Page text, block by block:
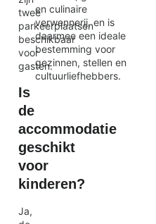
twee
parkeerplaatsen
beschikbaar
voor
gasten.
Is
de
accommodatie
geschikt
voor
kinderen?
Ja,
en culinaire
verwennerij, en is
daarmee een ideale
bestemming voor
gezinnen, stellen en
cultuurliefhebbers.